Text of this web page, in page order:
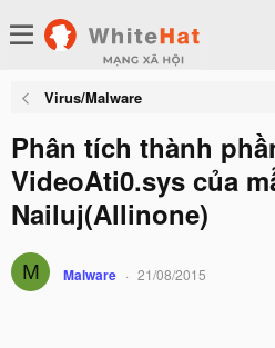
Virus/Malware
Phân tích thành
VideoAti0.sys của
Nailuj(Allinone)
M Malware 21/08/2015